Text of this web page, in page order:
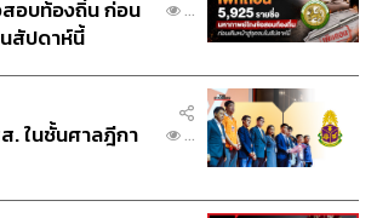
อบท้องถิ่น ก่อน
สัปดาห์นี้
...
. ในชั้นศาลฎีกา
...